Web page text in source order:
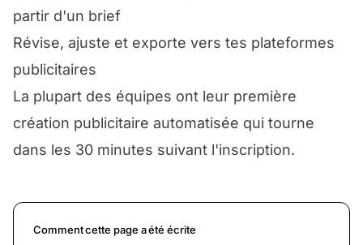
partir d'un brief
Révise, ajuste et exporte vers tes plateformes
publicitaires
La plupart des équipes ont leur première
création publicitaire automatisée qui tourne
dans les 30 minutes suivant l'inscription.
Comment cette page a été écrite